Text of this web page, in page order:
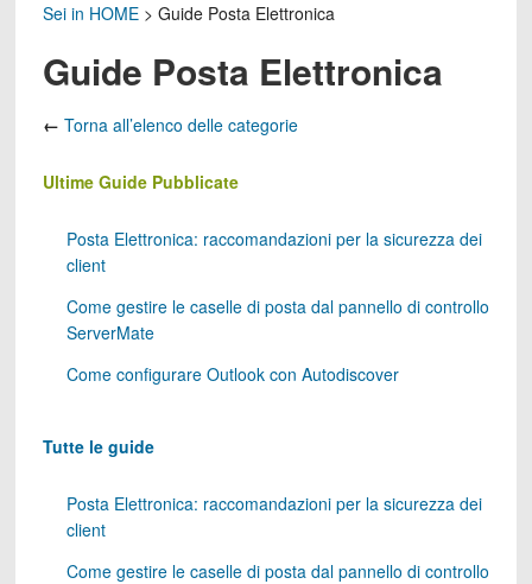
Sei in HOME> Guide Posta Elettronica
Guide Posta Elettronica
← Torna all’elenco delle categorie
Ultime Guide Pubblicate
Posta Elettronica: raccomandazioni per la sicurezza dei
client
Come gestire le caselle di posta dal pannello di controllo
ServerMate
Come configurare Outlook con Autodiscover
Tutte le guide
Posta Elettronica: raccomandazioni per la sicurezza dei
client
Come gestire le caselle di posta dal pannello di controllo